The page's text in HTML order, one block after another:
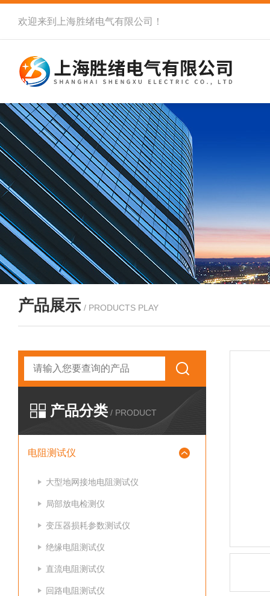
欢迎来到 上海胜绪电气有限公司 ！
产品展示 / PRODUCTS PLAY
产品分类 / PRODUCT
电阻测试仪
大型地网接地电阻测试仪
局部放电检测仪
变压器损耗参数测试仪
绝缘电阻测试仪
直流电阻测试仪
回路电阻测试仪